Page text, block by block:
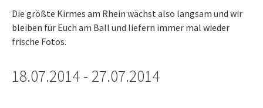
Die größte Kirmes am Rhein wächst also langsam und wir
bleiben für Euch am Ball und liefern immer mal wieder
frische Fotos.
18.07.2014 - 27.07.2014